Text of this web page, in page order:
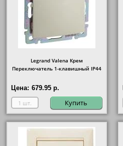
Legrand Valena Крем
Переключатель 1-клавишный IP44
Цена: 679.95 р.
Купить